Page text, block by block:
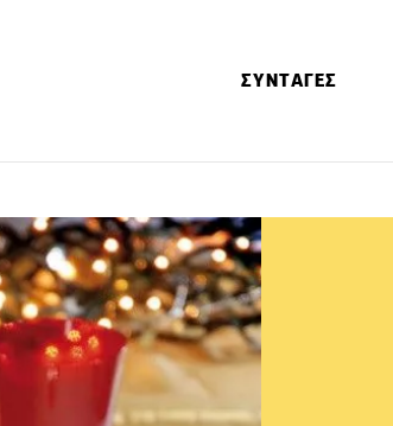
ΣΥΝΤΑΓΕΣ